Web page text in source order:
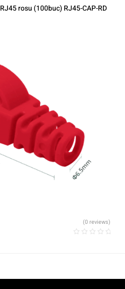
rosu (100buc) RJ45-CAP-RD
(0 reviews)